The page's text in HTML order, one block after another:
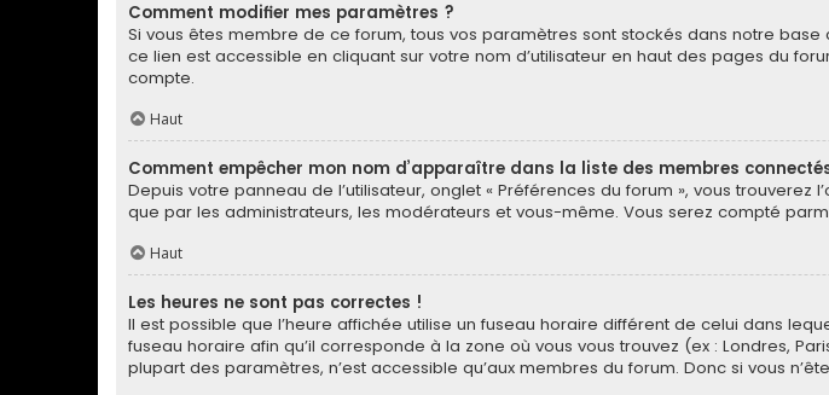
Comment modifier mes paramètres ?
Si vous êtes membre de ce forum, tous vos paramètres sont stockés dans notre
ce lien est accessible en cliquant sur votre nom d’utilisateur en haut des pages du
compte.
Haut
Comment empêcher mon nom d’apparaître dans la liste des membres
Depuis votre panneau de l’utilisateur, onglet « Préférences du forum », vous trouverez
que par les administrateurs, les modérateurs et vous-même. Vous serez compté
Haut
Les heures ne sont pas correctes !
Il est possible que l’heure affichée utilise un fuseau horaire différent de celui dans
fuseau horaire afin qu’il corresponde à la zone où vous vous trouvez (ex : Londres,
plupart des paramètres, n’est accessible qu’aux membres du forum. Donc si vous